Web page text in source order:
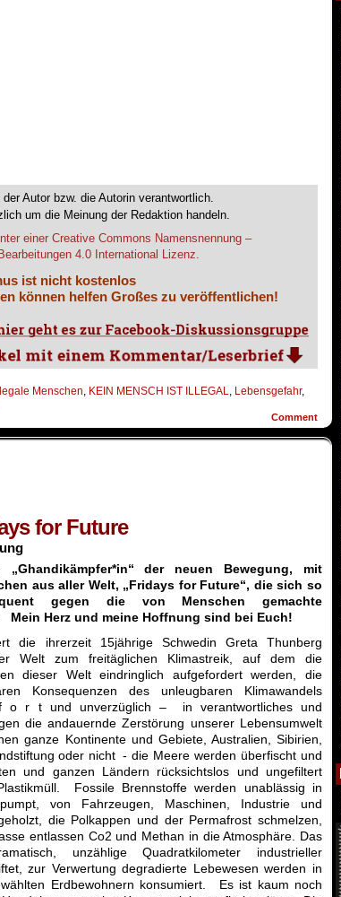
Autor bzw. die Autorin verantwortlich.
um die Meinung der Redaktion handeln.
einer Creative Commons Namensnennung –
4.0 International Lizenz.
ist nicht kostenlos
können helfen Großes zu veröffentlichen!
Illegale Menschen, KEIN MENSCH IST ILLEGAL, Lebensgefahr,
Comment
for Future
der neuen Bewegung, mit
aus aller Welt, „Fridays for Future“, die sich so
gegen die von Menschen gemachte
Herz und meine Hoffnung sind bei Euch!
die ihrerzeit 15jährige Schwedin Greta Thunberg
Welt zum freitäglichen Klimastreik, auf dem die
dieser Welt eindringlich aufgefordert werden, die
Konsequenzen des unleugbaren Klimawandels
o r t und unverzüglich – in verantwortliches und
die andauernde Zerstörung unserer Lebensumwelt
ganze Kontinente und Gebiete, Australien, Sibirien,
oder nicht - die Meere werden überfischt und
und ganzen Ländern rücksichtslos und ungefiltert
Fossile Brennstoffe werden unablässig in
von Fahrzeugen, Maschinen, Industrie und
die Polkappen und der Permafrost schmelzen,
entlassen Co2 und Methan in die Atmosphäre. Das
unzählige Quadratkilometer industrieller
zur Verwertung degradierte Lebewesen werden in
Erdbewohnern konsumiert. Es ist kaum noch